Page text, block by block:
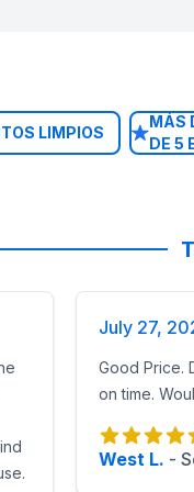
Utilizados
: Cada miembro del
y recogida gratis al
Toddler Combo,
serie Tiny Yard
y Servicio
inflable se limpia
LIMPIOS
MÁS
DE 5
July 27,
Good Price.
on time.
West L. -